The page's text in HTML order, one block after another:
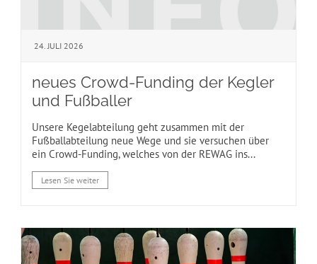
24. JULI 2026
neues Crowd-Funding der Kegler
und Fußballer
Unsere Kegelabteilung geht zusammen mit der
Fußballabteilung neue Wege und sie versuchen über
ein Crowd-Funding, welches von der REWAG ins...
Lesen Sie weiter